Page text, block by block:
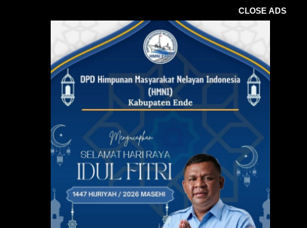
CLOSE ADS